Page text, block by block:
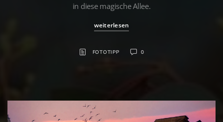
in diese magische Allee.
weiterlesen
FOTOTIPP 0